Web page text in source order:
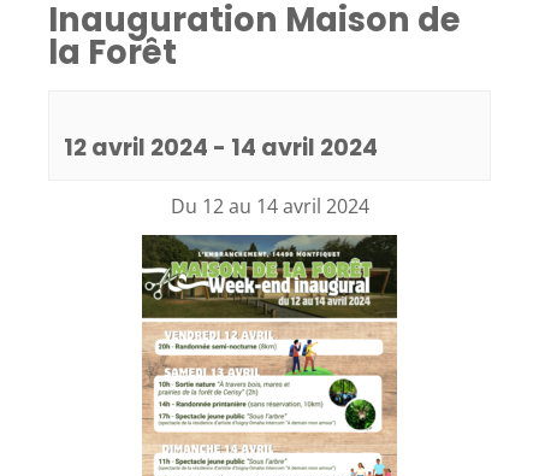
Inauguration Maison de
la Forêt
12 avril 2024 - 14 avril 2024
Du 12 au 14 avril 2024